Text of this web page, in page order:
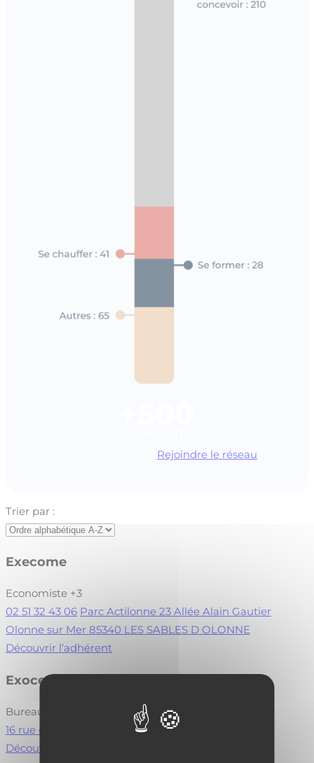
Rejoindre le réseau
Trier par :
Execome
Economiste +3
02 51 32 43 06 Parc Actilonne 23 Allée Alain Gautier
Olonne sur Mer 85340 LES SABLES D OLONNE
Découvrir l’adhérent
Exoceth
Bureau d'études-ingénierie
+5
16 rue de Verdun 56380 GUERVisiter le site
Découvrir l’adhérent